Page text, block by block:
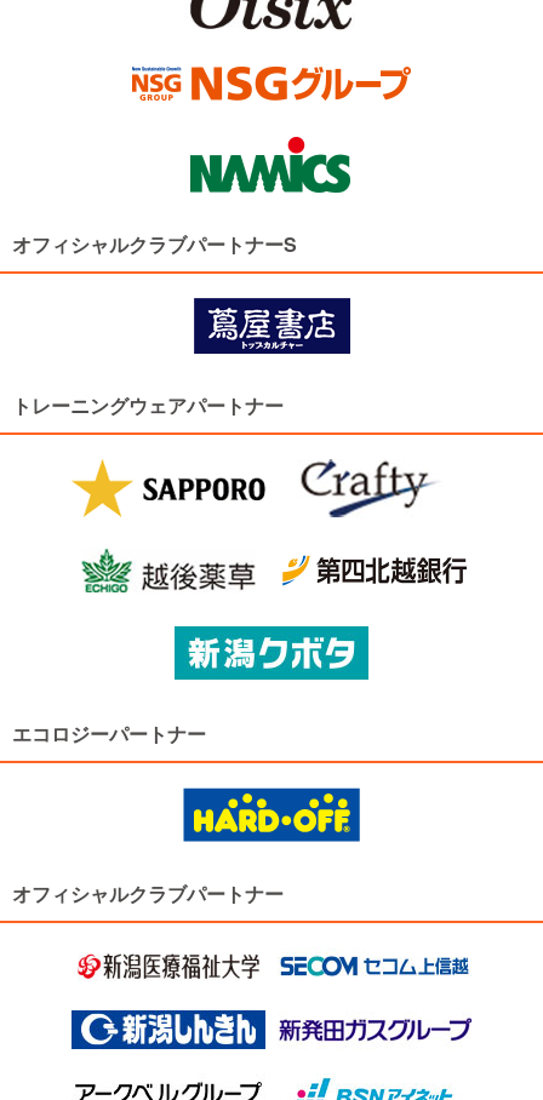
オフィシャルクラブパートナーS
トレーニングウェアパートナー
エコロジーパートナー
オフィシャルクラブパートナー